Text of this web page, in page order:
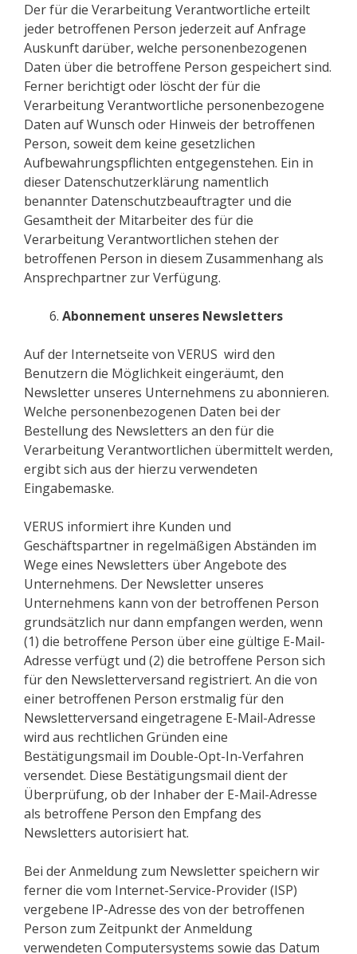
Der für die Verarbeitung Verantwortliche erteilt
jeder betroffenen Person jederzeit auf Anfrage
Auskunft darüber, welche personenbezogenen
Daten über die betroffene Person gespeichert sind.
Ferner berichtigt oder löscht der für die
Verarbeitung Verantwortliche personenbezogene
Daten auf Wunsch oder Hinweis der betroffenen
Person, soweit dem keine gesetzlichen
Aufbewahrungspflichten entgegenstehen. Ein in
dieser Datenschutzerklärung namentlich
benannter Datenschutzbeauftragter und die
Gesamtheit der Mitarbeiter des für die
Verarbeitung Verantwortlichen stehen der
betroffenen Person in diesem Zusammenhang als
Ansprechpartner zur Verfügung.
Abonnement unseres Newsletters
Auf der Internetseite von VERUS wird den
Benutzern die Möglichkeit eingeräumt, den
Newsletter unseres Unternehmens zu abonnieren.
Welche personenbezogenen Daten bei der
Bestellung des Newsletters an den für die
Verarbeitung Verantwortlichen übermittelt werden,
ergibt sich aus der hierzu verwendeten
Eingabemaske.
VERUS informiert ihre Kunden und
Geschäftspartner in regelmäßigen Abständen im
Wege eines Newsletters über Angebote des
Unternehmens. Der Newsletter unseres
Unternehmens kann von der betroffenen Person
grundsätzlich nur dann empfangen werden, wenn
(1) die betroffene Person über eine gültige E-Mail-
Adresse verfügt und (2) die betroffene Person sich
für den Newsletterversand registriert. An die von
einer betroffenen Person erstmalig für den
Newsletterversand eingetragene E-Mail-Adresse
wird aus rechtlichen Gründen eine
Bestätigungsmail im Double-Opt-In-Verfahren
versendet. Diese Bestätigungsmail dient der
Überprüfung, ob der Inhaber der E-Mail-Adresse
als betroffene Person den Empfang des
Newsletters autorisiert hat.
Bei der Anmeldung zum Newsletter speichern wir
ferner die vom Internet-Service-Provider (ISP)
vergebene IP-Adresse des von der betroffenen
Person zum Zeitpunkt der Anmeldung
verwendeten Computersystems sowie das Datum